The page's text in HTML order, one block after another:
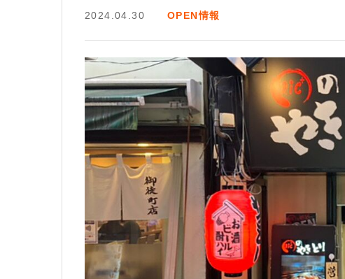
2024.04.30 OPEN情報